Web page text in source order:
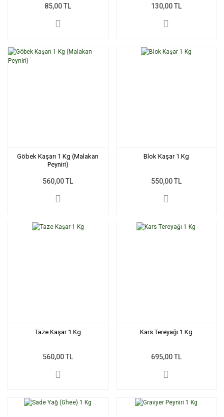
85,00 TL 130,00 TL
Göbek Kaşarı 1 Kg (Malakan
Peyniri)
560,00 TL
Blok Kaşar 1 Kg
550,00 TL
Taze Kaşar 1 Kg
560,00 TL
Kars Tereyağı 1 Kg
695,00 TL